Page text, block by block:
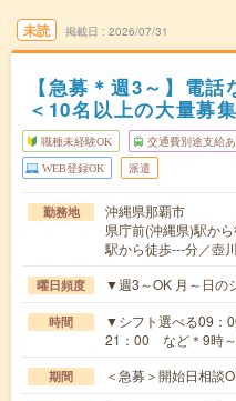
未読 掲載日 2026/07/31
【急募＊週3～】電
＜10名以上の大量募
職種未経験OK 交通費別途支給あ
WEB登録OK 派遣
勤務地
沖縄県那覇市
県庁前(沖縄県)駅か
駅から徒歩---分／壺
曜日頻度 ▼週3～OK 月～日の
時間
▼シフト選べる09：
21：00 など＊9時
期間 ＜急募＞開始日相談